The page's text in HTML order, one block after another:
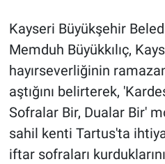
Kayseri Büyükşehir
Memduh Büyükkılıç,
hayırseverliğinin ramazan
aştığını belirterek,
Sofralar Bir, Dualar Bir'
sahil kenti Tartus'ta
iftar sofraları